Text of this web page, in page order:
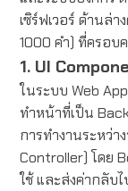
เซิร์ฟเวอร์ ด้านล่
1000 คำ) ที่ครอบ
1. UI
ในระบบ Web
ทำหน้าที่เป็น
การทำงานระหว่า
Controller) โดย
ใช้ และส่งค่ากลับ